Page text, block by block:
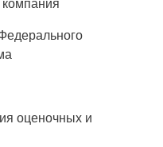
оценочных и